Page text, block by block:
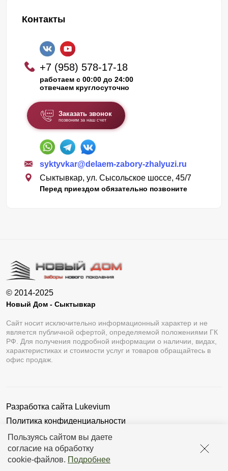
Пользуясь сайтом вы даете
согласие на обработку
cookie-файлов. Подробнее
Контакты
+7 (958) 578-17-18
работаем с 00:00 до 24:00
отвечаем круглосуточно
Заказать звонок
позвоним за наш счет
syktyvkar@delaem-zabory-zhalyuzi.ru
Сыктывкар, ул. Сысольское шоссе, 45/7
Перед приездом обязательно позвоните
© 2014-2025
Новый Дом - Сыктывкар
Сайт носит исключительно информационный характер и не
является публичной офертой, определяемой положениями ГК
РФ. Для получения подробной информации о наличии, видах,
характеристиках и стоимости услуг и товаров обращайтесь в
офис продаж.
Разработка сайта Lukevium
Политика конфиденциальности
Пользовательское соглашение